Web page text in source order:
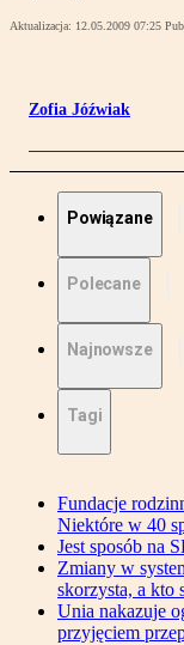
Aktualizacja: 12.05.2009 07:25
Zofia Jóźwiak
Powiązane
Polecane
Najnowsze
Tagi
Fundacje
Niektóre w 40
Jest sposób na
Zmiany w
skorzysta, a kto
Unia nakazuje
przyjęciem